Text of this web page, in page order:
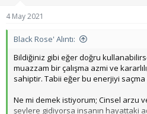
4 May 2021
Black Rose' Alıntı:
Bildiğiniz gibi eğer doğru
muazzam bir çalışma azmi ve
sahiptir. Tabii eğer bu enerjiyi saçma
Ne mi demek istiyorum; Cinsel arzu
şeylere gidiyorsa insanın hayattaki